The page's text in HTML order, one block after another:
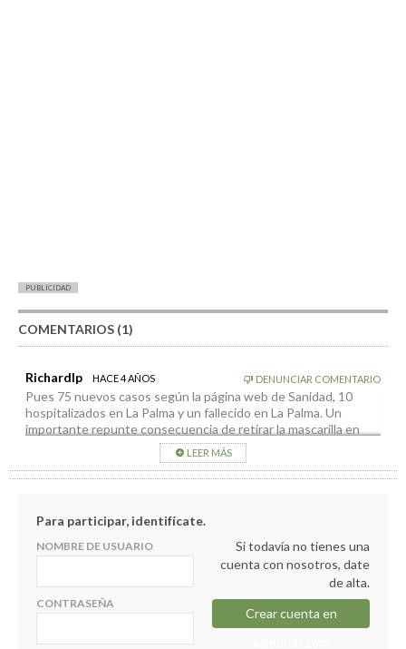
PUBLICIDAD
COMENTARIOS (1)
Richardlp HACE 4 AÑOS DENUNCIAR COMENTARIO
Pues 75 nuevos casos según la página web de Sanidad, 10
hospitalizados en La Palma y un fallecido en La Palma. Un
importante repunte consecuencia de retirar la mascarilla en
LEER MÁS
Para participar, identifícate.
NOMBRE DE USUARIO
CONTRASEÑA
Si todavía no tienes una
cuenta con nosotros, date
de alta.
Crear cuenta en